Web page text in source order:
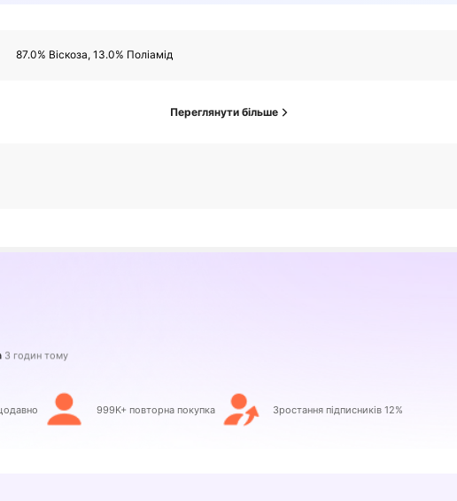
87.0% Віскоза, 13.0% Поліамід
Переглянути більше
999K+ повторна покупка Зростання підписників 12%